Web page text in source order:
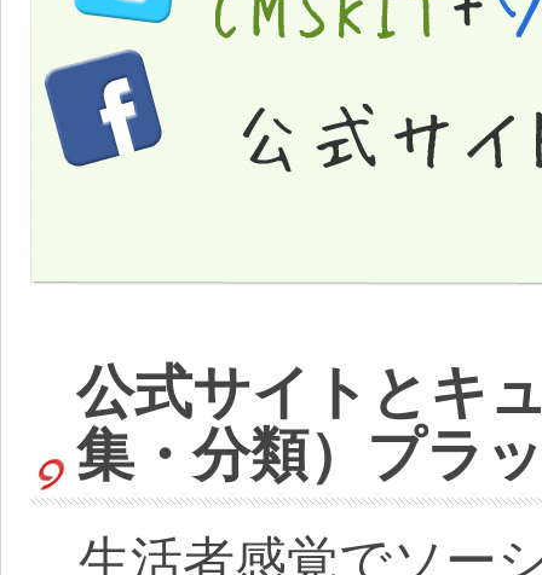
公式サイトとキ
集・分類）プラ
生活者感覚でソー